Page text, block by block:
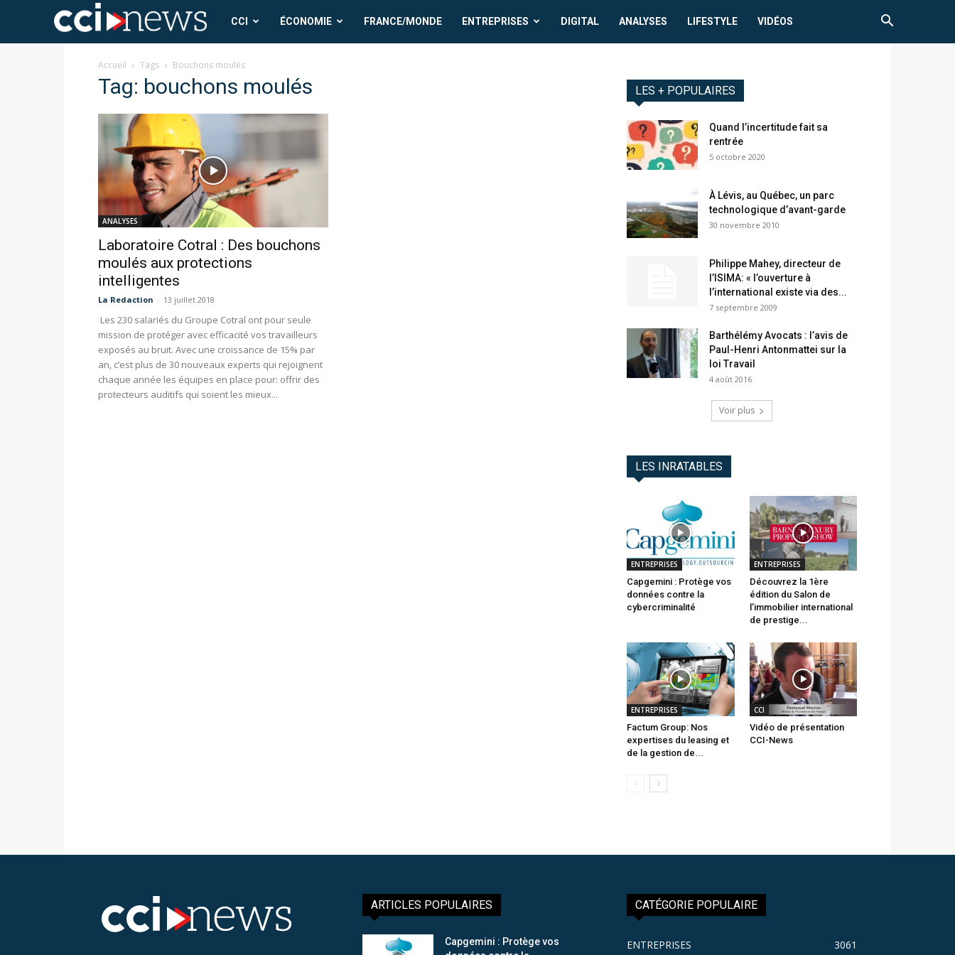
CCI
News
CCI ÉCONOMIE FRANCE/MONDE ENTREPRISES DIGITAL ANALYSES LIFESTYLE VIDÉOS
Accueil Tags Bouchons moulés
Tag: bouchons moulés
ANALYSES
Laboratoire Cotral : Des bouchons
moulés aux protections
intelligentes
La Redaction - 13 juillet 2018
Les 230 salariés du Groupe Cotral ont pour seule
mission de protéger avec efficacité vos travailleurs
exposés au bruit. Avec une croissance de 15% par
an, c’est plus de 30 nouveaux experts qui rejoignent
chaque année les équipes en place pour: offrir des
protecteurs auditifs qui soient les mieux...
LES + POPULAIRES
Quand l’incertitude fait sa
rentrée
5 octobre 2020
À Lévis, au Québec, un parc
technologique d’avant-garde
30 novembre 2010
Philippe Mahey, directeur de
l’ISIMA: « l’ouverture à
l’international existe via des...
7 septembre 2009
Barthélémy Avocats : l’avis de
Paul-Henri Antonmattei sur la
loi Travail
4 août 2016
Voir plus
LES INRATABLES
ENTREPRISES
Capgemini : Protège vos
données contre la
cybercriminalité
ENTREPRISES
Découvrez la 1ère
édition du Salon de
l’immobilier international
de prestige...
ENTREPRISES
Factum Group: Nos
expertises du leasing et
de la gestion de...
CCI
Vidéo de présentation
CCI-News
ARTICLES POPULAIRES
Capgemini : Protège vos
CATÉGORIE POPULAIRE
ENTREPRISES 3061